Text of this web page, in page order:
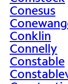
Conesus
Conklin
Connelly
Constable